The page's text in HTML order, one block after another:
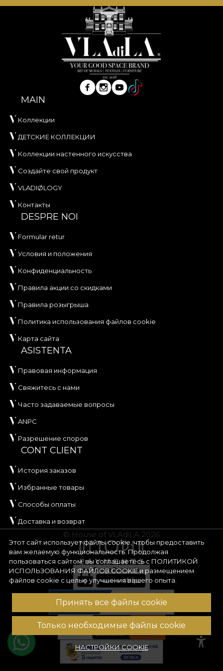
Этот сайт использует файлы cookie, чтобы предоставить
вам желаемую функциональность. Продолжая
пользоваться сайтом, вы соглашаетесь с ПОЛИТИКОЙ
ИСПОЛЬЗОВАНИЯ ФАЙЛОВ COOKIEи размещением
файлов cookie с целью улучшения вашего опыта.
Принять все файлы cookie
Только необходимые файлы cookie
НАСТРОЙКИ COOKIE
MAIN
Коллекции
ДЕТСКИЕ КОЛЛЕКЦИИ
Коллекции настенного искусства
Создайте свой продукт
VLADIØLOGY
Контакты
DESPRE NOI
Formular retur
Условия и положения
Конфиденциальность
Правила акции со скидками
Правила розыгрыша
Политика использования файлов cookie
Карта сайта
ASISTENTA
Правовая информация
Свяжитесь с нами
Часто задаваемые вопросы
ANPC
Разрешение споров
CONT CLIENT
История заказов
Избранные товары
Способы оплаты
Доставка и возврат
© House of VLAdiLA 2026